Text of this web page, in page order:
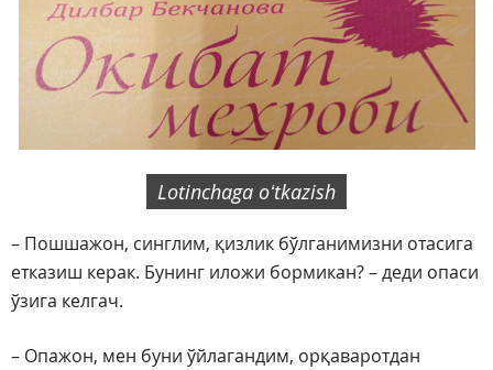
Lotinchaga oʻtkazish
– Пошшажон, синглим, қизлик бўлганимизни отасига
етказиш керак. Бунинг иложи бормикан? – деди опаси
ўзига келгач.
– Опажон, мен буни ўйлагандим, орқаваротдан